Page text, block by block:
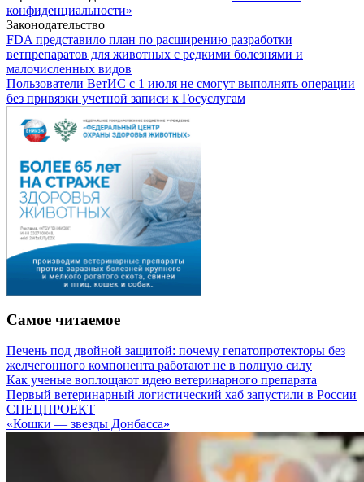
конфиденциальности»
Законодательство
FDA представило план по расширению разработки
ветпрепаратов для животных с редкими болезнями и
малочисленных видов
Пользователи ВетИС с 1 июля не смогут выполнять операции
без привязки учетной записи к Госуслугам
Самое читаемое
Печень под двойной защитой: почему гепатопротекторы без
желчегонного компонента работают не в полную силу
Как ученые воплощают идею ветеринарного препарата
Первый ветеринарный логистический хаб запустили в России
СПЕЦПРОЕКТ
«Кошки — звезды Донбасса»